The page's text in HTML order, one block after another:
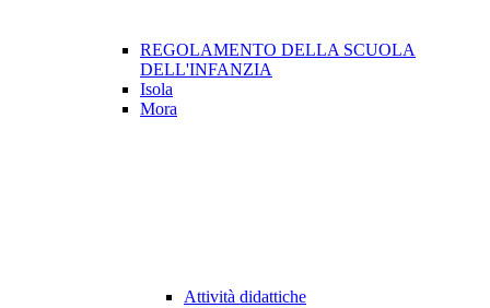
REGOLAMENTO DELLA SCUOLA
DELL'INFANZIA
Isola
Mora
Attività didattiche